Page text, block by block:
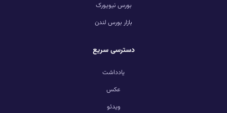
بورس نیویورک
بازار بورس لندن
دسترسی سریع
یادداشت
عکس
ویدئو